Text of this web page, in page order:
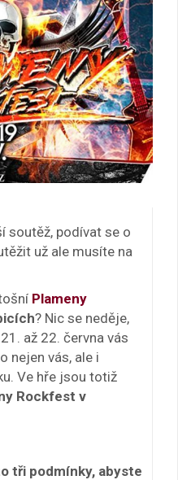
soutěž, podívat se o
už ale musíte na
Plameny
? Nic se neděje,
až 22. června vás
nejen vás, ale i
Ve hře jsou totiž
Rockfest v
tři podmínky, abyste